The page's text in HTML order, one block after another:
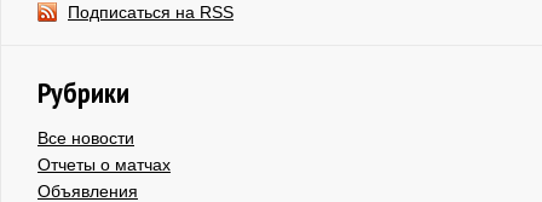
Подписаться на RSS
Рубрики
Все новости
Отчеты о матчах
Объявления